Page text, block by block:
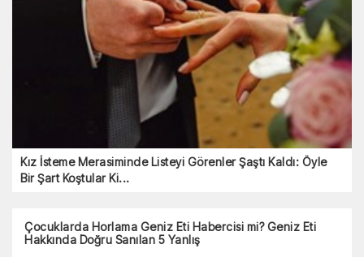
Kız İsteme Merasiminde Listeyi Görenler Şaştı Kaldı: Öyle
Bir Şart Koştular Ki...
Çocuklarda Horlama Geniz Eti Habercisi mi? Geniz Eti
Hakkında Doğru Sanılan 5 Yanlış